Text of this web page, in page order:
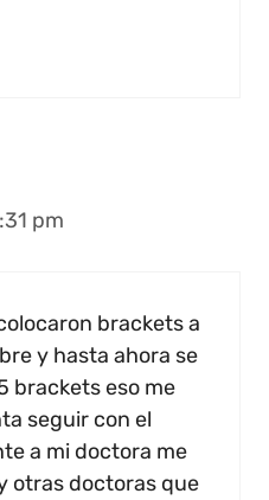
pm
brackets a
y hasta ahora se
brackets eso me
seguir con el
a mi doctora me
otras doctoras que